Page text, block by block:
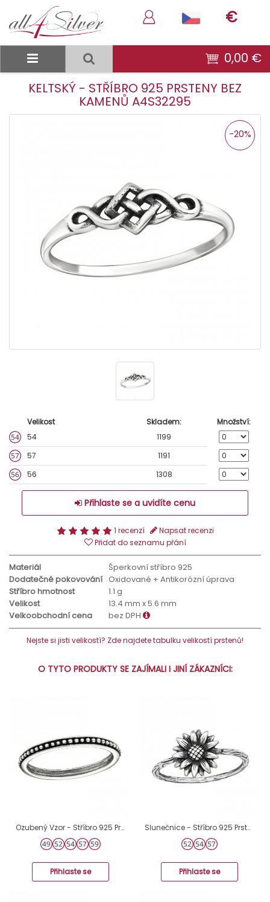
€
0,00 €
KELTSKÝ - STŘÍBRO 925 PRSTENY BEZ
KAMENŮ A4S32295
-20%
Velikost Skladem:
Množství:
54
1199
57
1191
56
1308
Přihlaste se a uvidíte cenu
1 recenzí
Napsat recenzi
Přidat do seznamu přání
Materiál
Šperkovní stříbro 925
Dodatečné pokovování Oxidované + Antikorózní úprava
Stříbro hmotnost
1.1 g
Velikost
13.4 mm x 5.6 mm
Velkoobchodní cena
bez DPH
Nejste si jisti velikostí? Zde najdete tabulku velikostí prstenů!
O TYTO PRODUKTY SE ZAJÍMALI I JINÍ ZÁKAZNÍCI:
Ozubený Vzor - Stříbro 925 Prsteny bez kamenů A4S6489
Přihlaste se
Slunečnice - Stříbro 925 Prsteny bez kamenů A4S45235
Přihlaste se